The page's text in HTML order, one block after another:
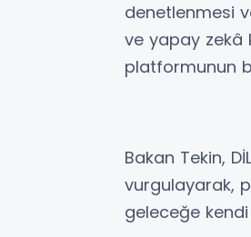
denetlenmesi
ve yapay zekâ
platformunun
Bakan Tekin,
vurgulayarak,
geleceğe